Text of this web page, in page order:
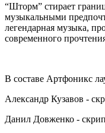
“Шторм” стирает
музыкальными
легендарная музыка,
современного
В составе Артфоникс
Александр Кузавов -
Данил Довженко -